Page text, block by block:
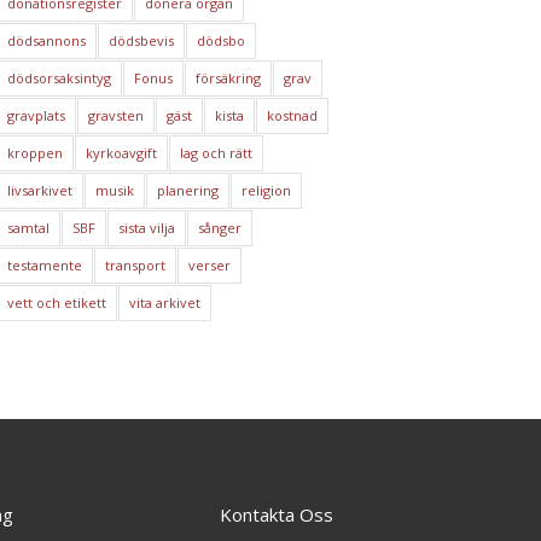
dödsannons dödsbevis dödsbo
dödsorsaksintyg Fonus försäkring grav
gravplats gravsten gäst kista kostnad
kroppen kyrkoavgift lag och rätt
livsarkivet musik planering religion
samtal SBF sista vilja sånger
testamente transport verser
vett och etikett vita arkivet
Kontakta Oss